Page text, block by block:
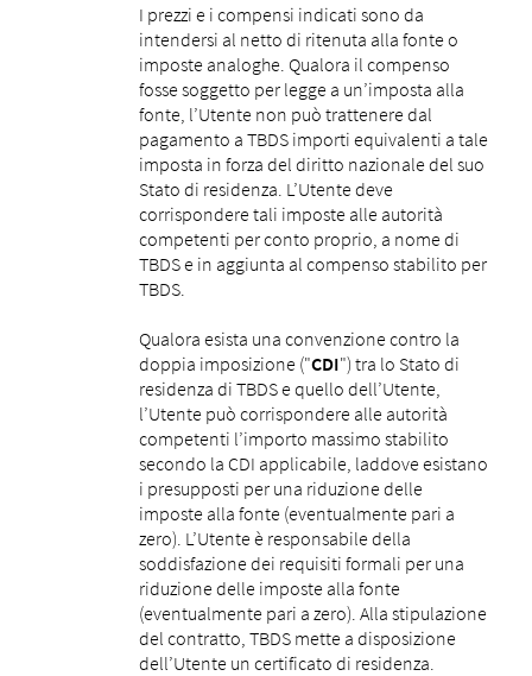
I prezzi e i compensi indicati sono da
intendersi al netto di ritenuta alla fonte o
imposte analoghe. Qualora il compenso
fosse soggetto per legge a un’imposta alla
fonte, l’Utente non può trattenere dal
pagamento a TBDS importi equivalenti a tale
imposta in forza del diritto nazionale del suo
Stato di residenza. L’Utente deve
corrispondere tali imposte alle autorità
competenti per conto proprio, a nome di
TBDS e in aggiunta al compenso stabilito per
TBDS.
Qualora esista una convenzione contro la
doppia imposizione ("CDI") tra lo Stato di
residenza di TBDS e quello dell’Utente,
l’Utente può corrispondere alle autorità
competenti l’importo massimo stabilito
secondo la CDI applicabile, laddove esistano
i presupposti per una riduzione delle
imposte alla fonte (eventualmente pari a
zero). L’Utente è responsabile della
soddisfazione dei requisiti formali per una
riduzione delle imposte alla fonte
(eventualmente pari a zero). Alla stipulazione
del contratto, TBDS mette a disposizione
dell’Utente un certificato di residenza.